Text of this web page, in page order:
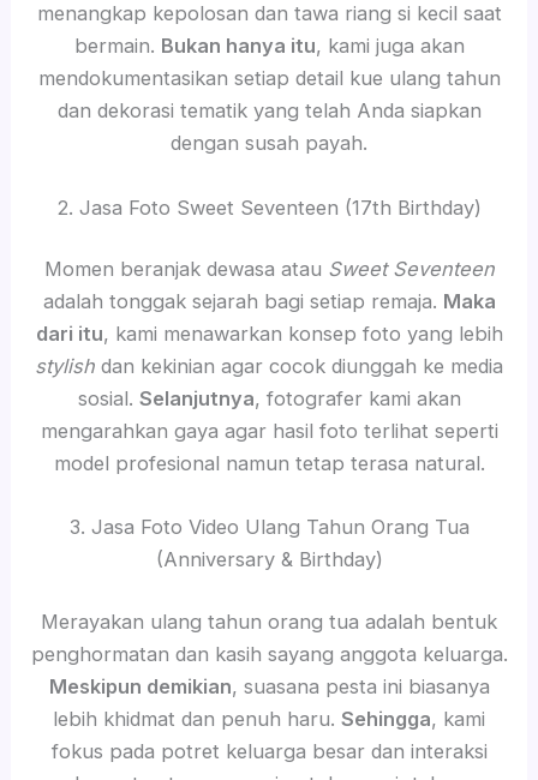
menangkap kepolosan dan tawa riang si kecil saat
bermain. Bukan hanya itu, kami juga akan
mendokumentasikan setiap detail kue ulang tahun
dan dekorasi tematik yang telah Anda siapkan
dengan susah payah.
2. Jasa Foto Sweet Seventeen (17th Birthday)
Momen beranjak dewasa atau Sweet Seventeen
adalah tonggak sejarah bagi setiap remaja. Maka
dari itu, kami menawarkan konsep foto yang lebih
stylish dan kekinian agar cocok diunggah ke media
sosial. Selanjutnya, fotografer kami akan
mengarahkan gaya agar hasil foto terlihat seperti
model profesional namun tetap terasa natural.
3. Jasa Foto Video Ulang Tahun Orang Tua
(Anniversary & Birthday)
Merayakan ulang tahun orang tua adalah bentuk
penghormatan dan kasih sayang anggota keluarga.
Meskipun demikian, suasana pesta ini biasanya
lebih khidmat dan penuh haru. Sehingga, kami
fokus pada potret keluarga besar dan interaksi